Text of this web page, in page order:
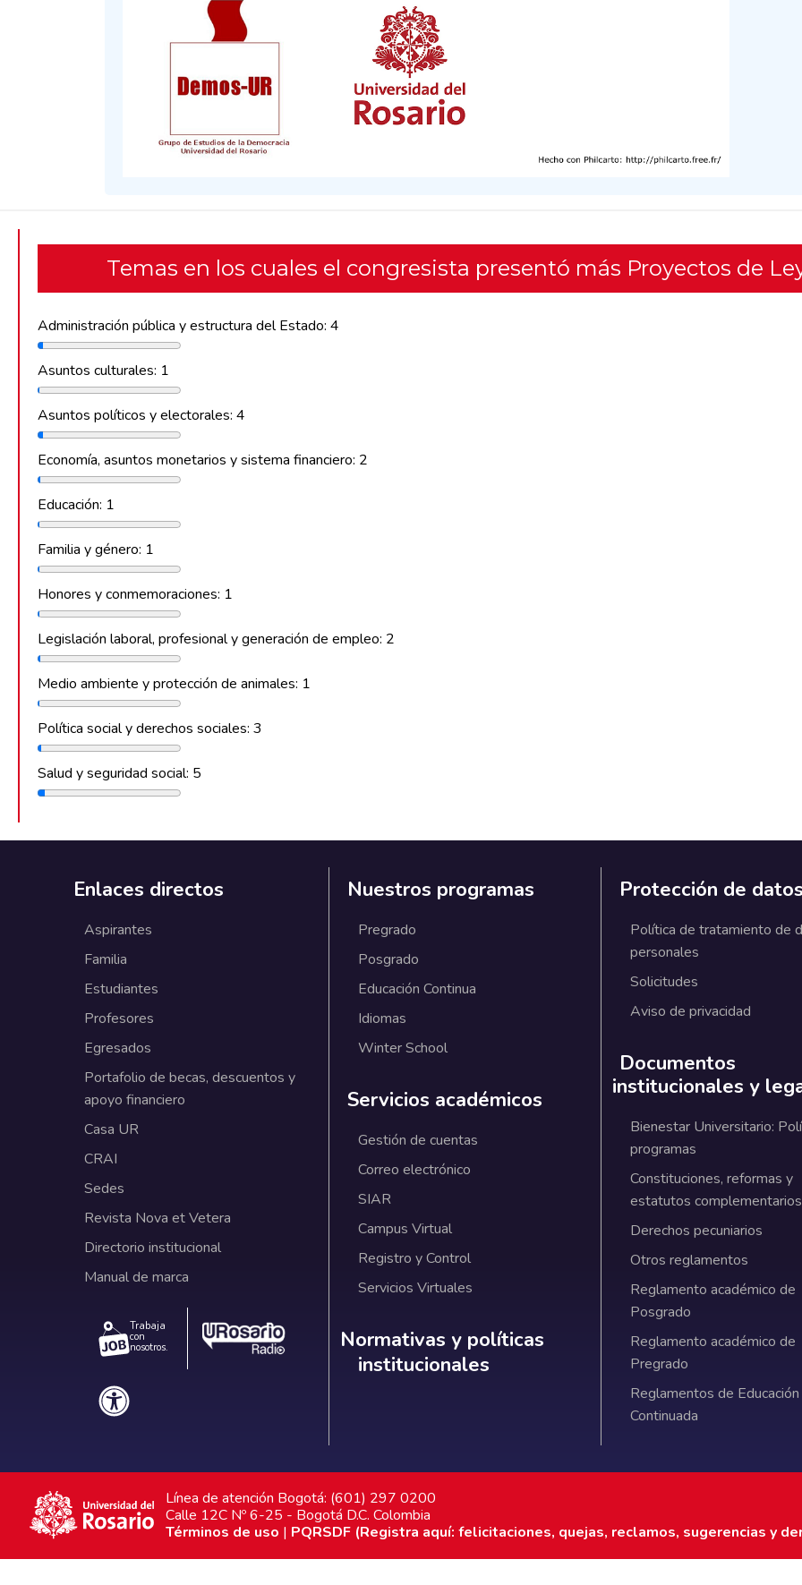
Temas en los cuales el congresista presentó más Proyectos de
Administración pública y estructura del Estado: 4
Asuntos culturales: 1
Asuntos políticos y electorales: 4
Economía, asuntos monetarios y sistema financiero: 2
Educación: 1
Familia y género: 1
Honores y conmemoraciones: 1
Legislación laboral, profesional y generación de empleo: 2
Medio ambiente y protección de animales: 1
Política social y derechos sociales: 3
Salud y seguridad social: 5
Enlaces directos
Aspirantes
Familia
Estudiantes
Profesores
Egresados
Portafolio de becas, descuentos y
apoyo financiero
Casa UR
CRAI
Sedes
Revista Nova et Vetera
Directorio institucional
Manual de marca
Trabaja
con
nosotros.
Nuestros programas
Pregrado
Posgrado
Educación Continua
Idiomas
Winter School
Servicios académicos
Gestión de cuentas
Correo electrónico
SIAR
Campus Virtual
Registro y Control
Servicios Virtuales
Normativas y políticas institucionales
Normativas y políticas
institucionales
Protección de
Política de tratamiento de
personales
Solicitudes
Aviso de privacidad
Documentos
institucionales y
Bienestar Universitario:
programas
Constituciones, reformas y
estatutos complementarios
Derechos pecuniarios
Otros reglamentos
Reglamento académico de
Posgrado
Reglamento académico de
Pregrado
Reglamentos de Educación
Continuada
Línea de atención Bogotá: (601) 297 0200
Calle 12C Nº 6-25 - Bogotá D.C. Colombia
Términos de uso | PQRSDF (Registra aquí: felicitaciones, quejas, reclamos, sugerencias y